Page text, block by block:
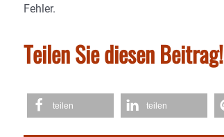
Fehler.
Teilen Sie diesen Beitrag!
teilen teilen